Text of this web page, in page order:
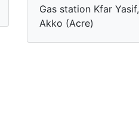
Gas station Kfar Yasif,
Akko (Acre)